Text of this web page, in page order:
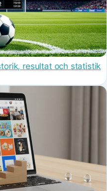
resultat och statistik